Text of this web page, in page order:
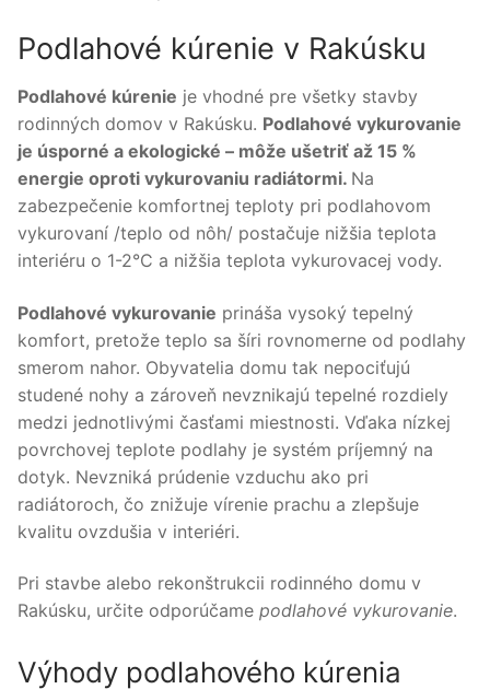
Podlahové kúrenie v Rakúsku
Podlahové kúrenie je vhodné pre všetky stavby
rodinných domov v Rakúsku. Podlahové vykurovanie
je úsporné a ekologické – môže ušetriť až 15 %
energie oproti vykurovaniu radiátormi. Na
zabezpečenie komfortnej teploty pri podlahovom
vykurovaní /teplo od nôh/ postačuje nižšia teplota
interiéru o 1-2°C a nižšia teplota vykurovacej vody.
Podlahové vykurovanie prináša vysoký tepelný
komfort, pretože teplo sa šíri rovnomerne od podlahy
smerom nahor. Obyvatelia domu tak nepociťujú
studené nohy a zároveň nevznikajú tepelné rozdiely
medzi jednotlivými časťami miestnosti. Vďaka nízkej
povrchovej teplote podlahy je systém príjemný na
dotyk. Nevzniká prúdenie vzduchu ako pri
radiátoroch, čo znižuje vírenie prachu a zlepšuje
kvalitu ovzdušia v interiéri.
Pri stavbe alebo rekonštrukcii rodinného domu v
Rakúsku, určite odporúčame podlahové vykurovanie.
Výhody podlahového kúrenia